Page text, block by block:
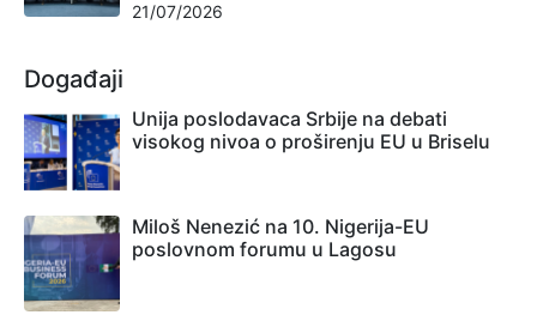
21/07/2026
Događaji
Unija poslodavaca Srbije na debati
visokog nivoa o proširenju EU u Briselu
Miloš Nenezić na 10. Nigerija-EU
poslovnom forumu u Lagosu